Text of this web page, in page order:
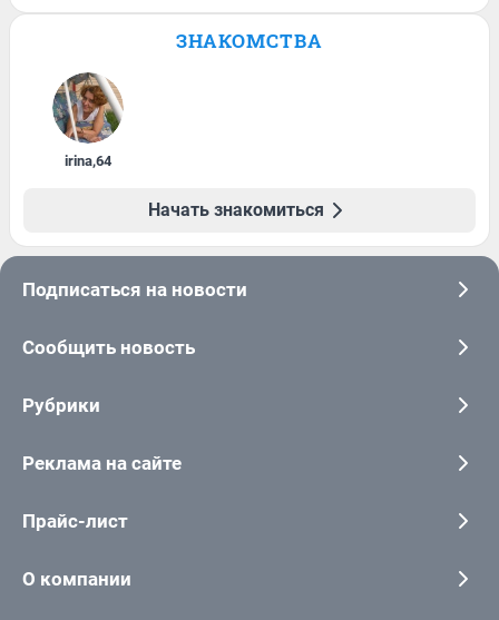
ЗНАКОМСТВА
irina,64
Начать знакомиться
Подписаться на новости
Сообщить новость
Рубрики
Реклама на сайте
Прайс-лист
О компании